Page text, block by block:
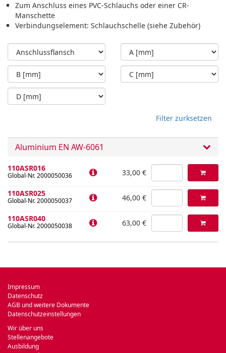
Zum Anschluss eines PVC-Schlauchs oder einer CR-
Manschette
Verbindungselement: Schlauchschelle (siehe Zubehör)
Filter zurksetzen
Aluminium EN AW-6061
110ASR016
Global-Nr. 2000050036 33,00 €
110ASR025
Global-Nr. 2000050037 46,00 €
110ASR040
Global-Nr. 2000050038 63,00 €
Impressum
Datenschutz
AGB und weitere Dokumente
Datenschutzeinstellungen
Wir über uns
Stellenangebote
Ausbildung